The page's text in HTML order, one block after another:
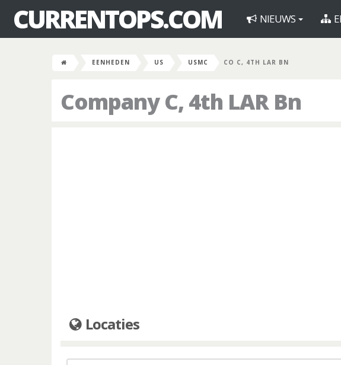
CURRENTOPS.COM NIEUWS
EENHEDEN US USMC CO C, 4TH LAR BN
Company C, 4th LAR Bn
Locaties